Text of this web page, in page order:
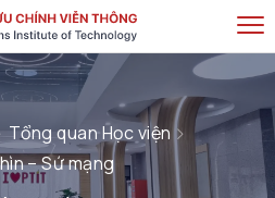
Tổng quan Học viện
– Sứ mạng